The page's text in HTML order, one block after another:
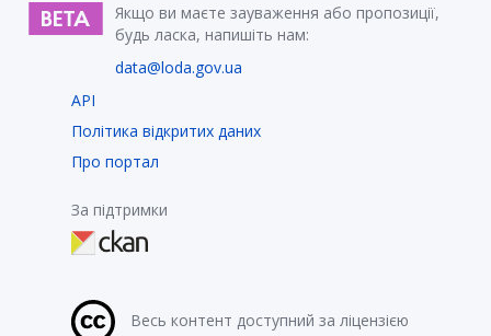
Якщо ви маєте зауваження або пропозиції,
будь ласка, напишіть нам:
data@loda.gov.ua
API
Політика відкритих даних
Про портал
За підтримки
Весь контент доступний за ліцензією